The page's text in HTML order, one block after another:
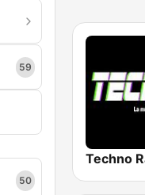
59
50
Techno